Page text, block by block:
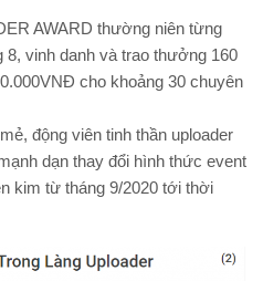
AWARD thường niên từng
8, vinh danh và trao thưởng 160
cho khoảng 30 chuyên
động viên tinh thần uploader
dạn thay đổi hình thức event
kim từ tháng 9/2020 tới thời